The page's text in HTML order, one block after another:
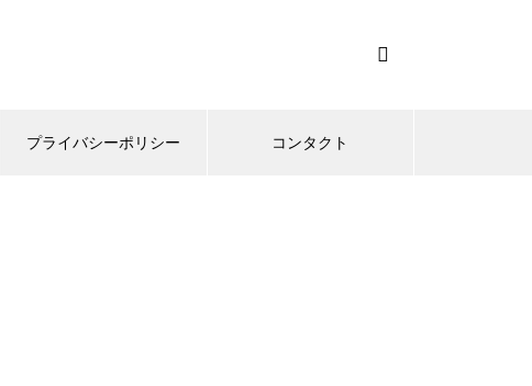
プライバシーポリシー コンタクト